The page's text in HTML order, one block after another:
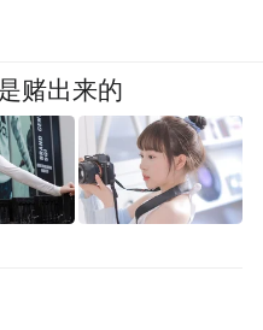
赌出来的